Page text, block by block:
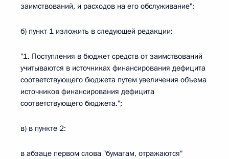
заимствований, и расходов на его обслуживание";
б) пункт 1 изложить в следующей редакции:
"1. Поступления в бюджет средств от заимствований
учитываются в источниках финансирования дефицита
соответствующего бюджета путем увеличения объема
источников финансирования дефицита
соответствующего бюджета.";
в) в пункте 2:
в абзаце первом слова "бумагам, отражаются"